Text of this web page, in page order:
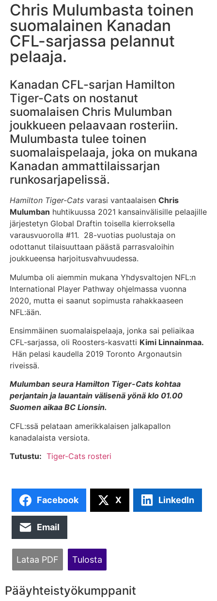
Chris Mulumbasta toinen
suomalainen Kanadan
CFL-sarjassa pelannut
pelaaja.
Kanadan CFL-sarjan Hamilton
Tiger-Cats on nostanut
suomalaisen Chris Mulumban
joukkueen pelaavaan rosteriin.
Mulumbasta tulee toinen
suomalaispelaaja, joka on mukana
Kanadan ammattilaissarjan
runkosarjapelissä.
Hamilton Tiger-Cats varasi vantaalaisen Chris
Mulumban huhtikuussa 2021 kansainvälisille pelaajille
järjestetyn Global Draftin toisella kierroksella
varausvuorolla #11. 28-vuotias puolustaja on
odottanut tilaisuuttaan päästä parrasvaloihin
joukkueensa harjoitusvahvuudessa.
Mulumba oli aiemmin mukana Yhdysvaltojen NFL:n
International Player Pathway ohjelmassa vuonna
2020, mutta ei saanut sopimusta rahakkaaseen
NFL:ään.
Ensimmäinen suomalaispelaaja, jonka sai peliaikaa
CFL-sarjassa, oli Roosters-kasvatti Kimi Linnainmaa.
Hän pelasi kaudella 2019 Toronto Argonautsin
riveissä.
Mulumban seura Hamilton Tiger-Cats kohtaa
perjantain ja lauantain välisenä yönä klo 01.00
Suomen aikaa BC Lionsin.
CFL:ssä pelataan amerikkalaisen jalkapallon
kanadalaista versiota.
Tutustu: Tiger-Cats rosteri
Facebook X LinkedIn
Email
Lataa PDF Tulosta
Pääyhteistyökumppanit